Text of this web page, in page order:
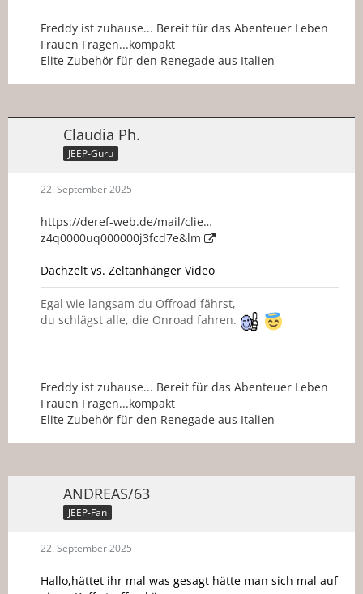
Freddy ist zuhause... Bereit für das Abenteuer Leben
Frauen Fragen...kompakt
Elite Zubehör für den Renegade aus Italien
Claudia Ph.
JEEP-Guru
22. September 2025
https://deref-web.de/mail/clie…
z4q0000uq000000j3fcd7e&lm
Dachzelt vs. Zeltanhänger Video
Egal wie langsam du Offroad fährst,
du schlägst alle, die Onroad fahren.
Freddy ist zuhause... Bereit für das Abenteuer Leben
Frauen Fragen...kompakt
Elite Zubehör für den Renegade aus Italien
ANDREAS/63
JEEP-Fan
22. September 2025
Hallo,hättet ihr mal was gesagt hätte man sich mal auf